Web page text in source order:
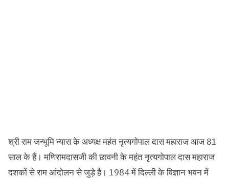
श्री राम जन्भूमि न्यास के अध्यक्ष महंत नृत्यगोपाल दास महाराज आज 81
साल के हैं। मणिरामदासजी की छावनी के महंत नृत्यगोपाल दास महाराज
दशकों से राम आंदोलन से जुड़े है। 1984 में दिल्ली के विज्ञान भवन में